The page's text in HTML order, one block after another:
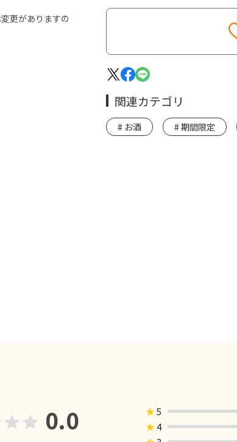
更がありますの
関連カテゴリ
お酒 期間限定
0.0 ★5
★4